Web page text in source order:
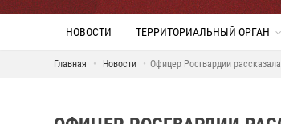
НОВОСТИ ТЕРРИТОРИАЛЬНЫЙ ОРГАН
Главная Новости Офицер Росгвардии